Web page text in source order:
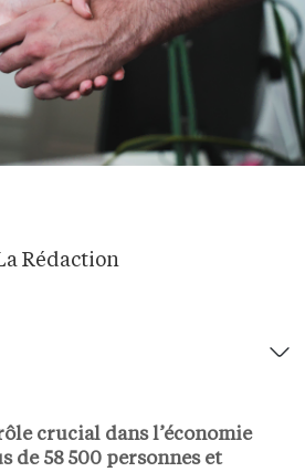
Rédaction
crucial dans l’économie
de 58 500 personnes et